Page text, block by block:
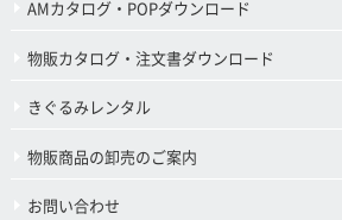
AMカタログ・POPダウンロード
物販カタログ・注文書ダウンロード
きぐるみレンタル
物販商品の卸売のご案内
お問い合わせ